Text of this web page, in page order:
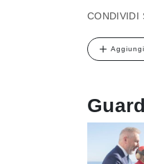
CONDIVIDI